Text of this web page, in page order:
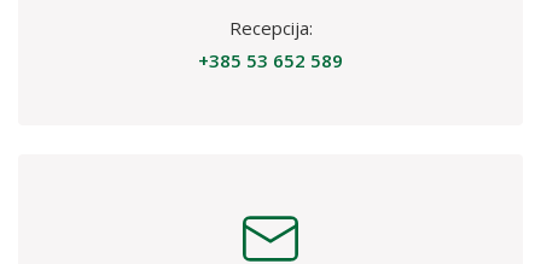
Recepcija:
+385 53 652 589